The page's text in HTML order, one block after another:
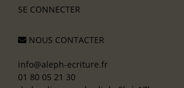
SE CONNECTER
NOUS CONTACTER
info@aleph-ecriture.fr
01 80 05 21 30